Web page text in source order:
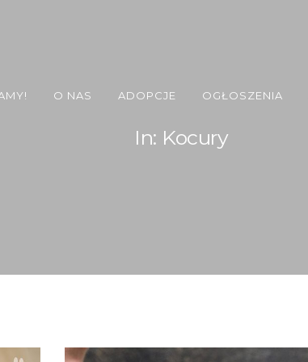
O NAS ADOPCJE OGŁOSZENIA
In: Kocury